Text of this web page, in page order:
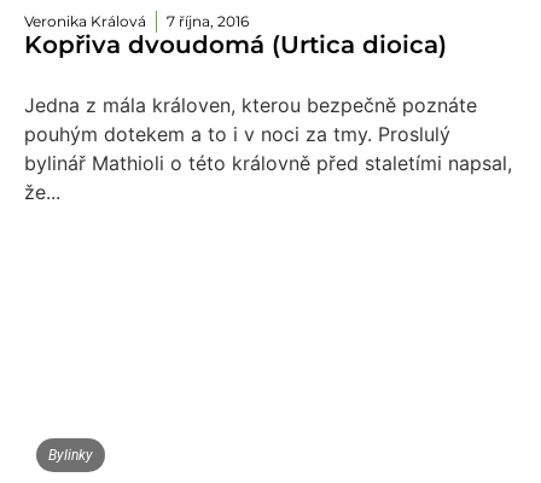
Veronika Králová 7 října, 2016
Kopřiva dvoudomá (Urtica dioica)
Jedna z mála královen, kterou bezpečně poznáte
pouhým dotekem a to i v noci za tmy. Proslulý
bylinář Mathioli o této královně před staletími napsal,
že...
Bylinky